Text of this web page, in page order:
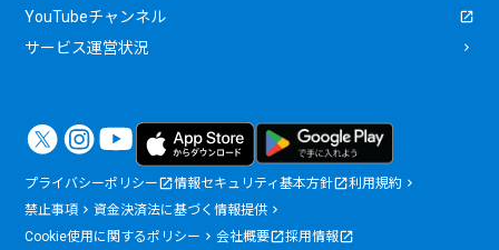
YouTubeチャンネル
サービス運営状況
プライバシーポリシー 情報セキュリティ基本方針
利用規約
禁止事項
資金決済法に基づく情報提供
Cookie使用に関するポリシー
会社概要 採用情報